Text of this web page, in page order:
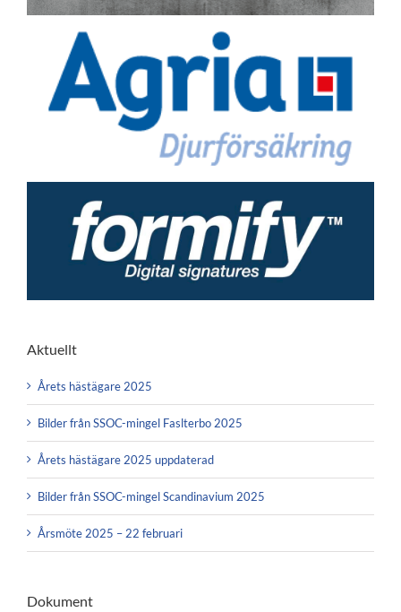
Aktuellt
Årets hästägare 2025
Bilder från SSOC-mingel Faslterbo 2025
Årets hästägare 2025 uppdaterad
Bilder från SSOC-mingel Scandinavium 2025
Årsmöte 2025 – 22 februari
Dokument